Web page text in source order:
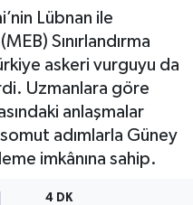
Lübnan ile
Sınırlandırma
askeri vurguyu da
Uzmanlara göre
anlaşmalar
adımlarla Güney
imkânına sahip.
4 DK